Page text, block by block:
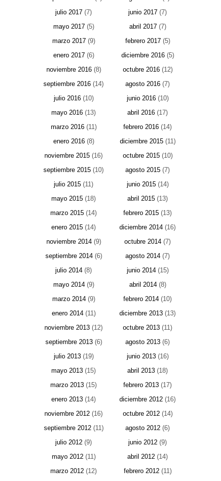
julio 2017 (7) junio 2017 (7)
mayo 2017(5) abril 2017(7)
marzo 2017(9) febrero 2017(5)
enero 2017(6) diciembre 2016(5)
noviembre 2016(8) octubre 2016(12)
septiembre 2016 (14) agosto 2016 (7)
julio 2016(10) junio 2016(10)
mayo 2016 (13) abril 2016 (17)
marzo 2016(11) febrero 2016 (14)
enero 2016(8) diciembre 2015(11)
noviembre 2015 (16) octubre 2015(10)
septiembre 2015 (10) agosto 2015 (7)
julio 2015 (11) junio 2015(14)
mayo 2015 (18) abril 2015 (13)
marzo 2015 (14) febrero 2015 (13)
enero 2015 (14) diciembre 2014 (16)
noviembre 2014(9) octubre 2014 (7)
septiembre 2014(6) agosto 2014 (7)
julio 2014 (8) junio 2014(15)
mayo 2014(9) abril 2014(8)
marzo 2014(9) febrero 2014 (10)
enero 2014(11) diciembre 2013 (13)
noviembre 2013 (12) octubre 2013 (11)
septiembre 2013(6) agosto 2013 (6)
julio 2013(19) junio 2013(16)
mayo 2013 (15) abril 2013 (18)
marzo 2013 (15) febrero 2013 (17)
enero 2013 (14) diciembre 2012 (16)
noviembre 2012 (16) octubre 2012(14)
septiembre 2012(11) agosto 2012 (6)
julio 2012 (9) junio 2012 (9)
mayo 2012(11) abril 2012 (14)
marzo 2012 (12) febrero 2012(11)